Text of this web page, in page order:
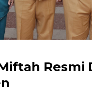
Resmi